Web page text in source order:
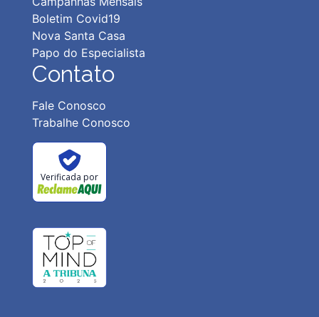
Boletim Covid19
Nova Santa Casa
Papo do Especialista
Contato
Fale Conosco
Trabalhe Conosco
Verificada por